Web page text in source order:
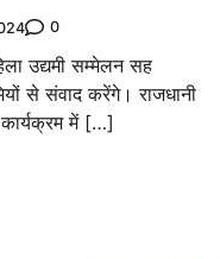
0
उद्यमी सम्मेलन सह
से संवाद करेंगे। राजधानी
में […]